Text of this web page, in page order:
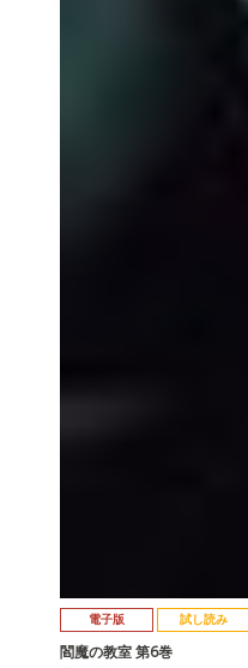
電子版 試し読み
閻魔の教室 第6巻